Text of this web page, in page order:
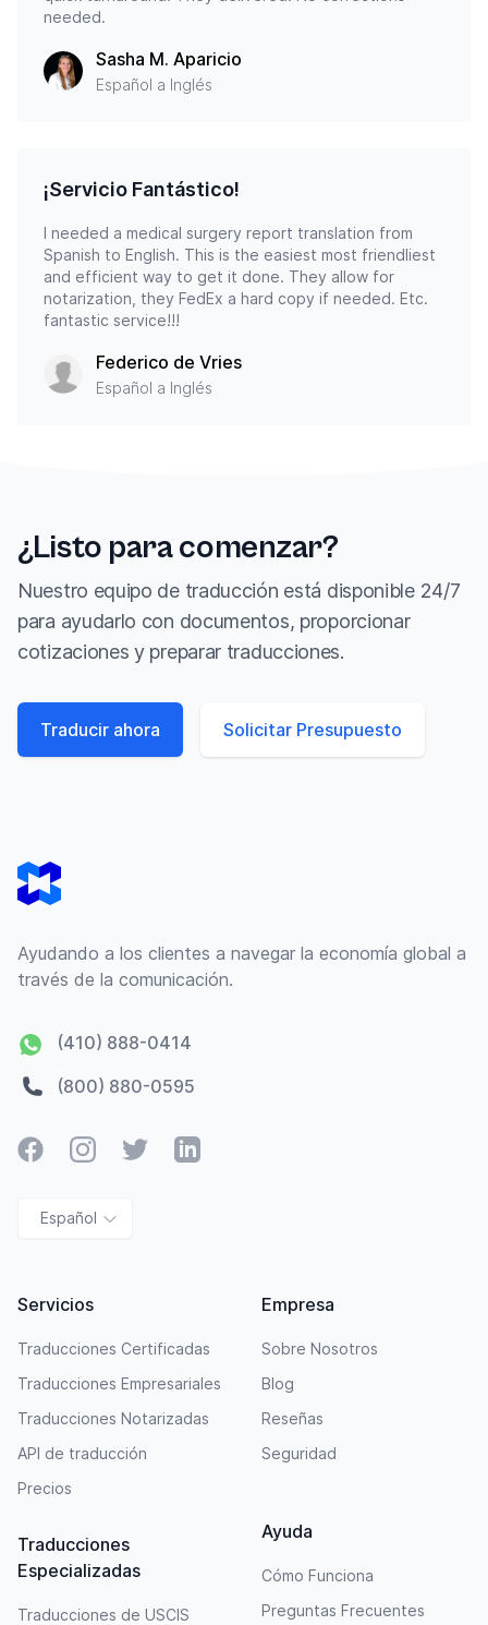
needed.
Sasha M. Aparicio
Español a Inglés
¡Servicio Fantástico!
I needed a medical surgery report translation from
Spanish to English. This is the easiest most friendliest
and efficient way to get it done. They allow for
notarization, they FedEx a hard copy if needed. Etc.
fantastic service!!!
Federico de Vries
Español a Inglés
¿Listo para comenzar?
Nuestro equipo de traducción está disponible 24/7
para ayudarlo con documentos, proporcionar
cotizaciones y preparar traducciones.
Traducir ahora Solicitar Presupuesto
Ayudando a los clientes a navegar la economía global a
través de la comunicación.
(410) 888-0414
(800) 880-0595
FacebookInstagramTwitter LinkedIn
Español
Servicios
Traducciones Certificadas
Traducciones Empresariales
Traducciones Notarizadas
API de traducción
Precios
Traducciones
Especializadas
Traducciones de USCIS
Empresa
Sobre Nosotros
Blog
Reseñas
Seguridad
Ayuda
Cómo Funciona
Preguntas Frecuentes